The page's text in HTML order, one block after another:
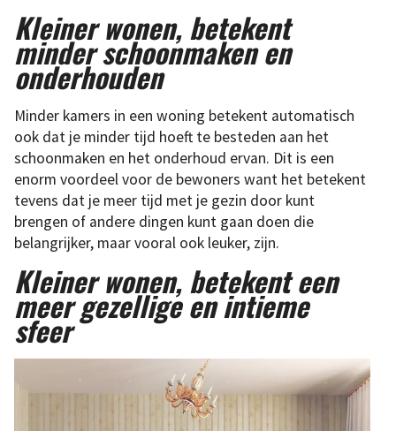
Kleiner wonen, betekent
minder schoonmaken en
onderhouden
Minder kamers in een woning betekent automatisch
ook dat je minder tijd hoeft te besteden aan het
schoonmaken en het onderhoud ervan. Dit is een
enorm voordeel voor de bewoners want het betekent
tevens dat je meer tijd met je gezin door kunt
brengen of andere dingen kunt gaan doen die
belangrijker, maar vooral ook leuker, zijn.
Kleiner wonen, betekent een
meer gezellige en intieme
sfeer